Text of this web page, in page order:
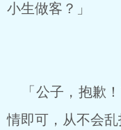
小生做客？」
「公子，抱歉！
情即可，从不会乱